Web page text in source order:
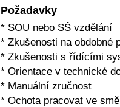
Požadavky
* SOU nebo SŠ vzdělání
* Zkušenosti na obdobné
* Zkušenosti s řídícími
* Orientace v technické
* Manuální zručnost
* Ochota pracovat ve